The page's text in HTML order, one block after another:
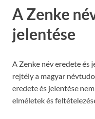
A Zenke
jelentése
A Zenke név eredete és
rejtély a magyar
eredete és jelentése
elméletek és